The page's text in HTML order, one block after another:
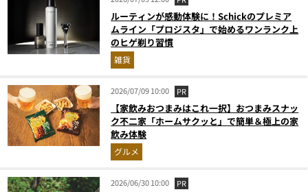
ルーティンが感動体験に！Schickのプレミア
ムライン「プロジスタ」で始めるワンランク上
のヒゲ剃り習慣
雑貨
2026/07/09 10:00 PR
【家飲みおつまみはこれ一択】おつまみスナッ
ク不二家「ホームサクッと」で簡単＆極上の家
飲み体験
グルメ
2026/06/30 10:00 PR